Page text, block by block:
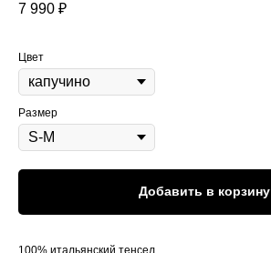
7 990 ₽
Цвет
Размер
Добавить в корзину
100% итальянский тенсел